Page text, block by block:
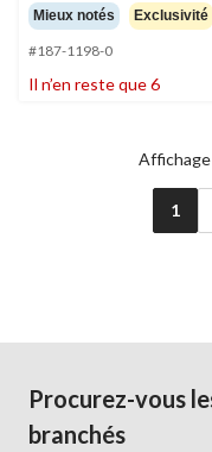
Mieux notés Exclusivité
#187-1198-0
Il n’en reste que 6
Affichage
1
Procurez-vous
branchés